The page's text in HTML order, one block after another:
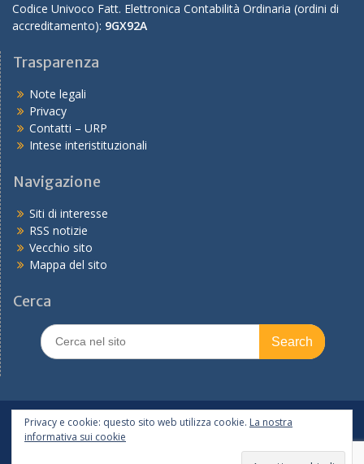
Codice Univoco Fatt. Elettronica Contabilità Ordinaria (ordini di
accreditamento): 9GX92A
Trasparenza
Note legali
Privacy
Contatti – URP
Intese interistituzionali
Navigazione
Siti di interesse
RSS notizie
Vecchio sito
Mappa del sito
Cerca
Search
for:
In primo piano PNRR
Tutte le notizie
Copyright © 2026
Privacy e cookie: questo sito web utilizza cookie. La nostra
informativa sui cookie